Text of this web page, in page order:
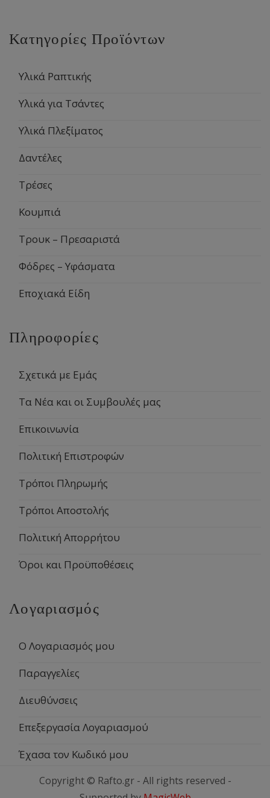
Κατηγορίες Προϊόντων
Υλικά Ραπτικής
Υλικά για Τσάντες
Υλικά Πλεξίματος
Δαντέλες
Τρέσες
Κουμπιά
Τρουκ – Πρεσαριστά
Φόδρες – Υφάσματα
Εποχιακά Είδη
Πληροφορίες
Σχετικά με Εμάς
Τα Νέα και οι Συμβουλές μας
Επικοινωνία
Πολιτική Επιστροφών
Τρόποι Πληρωμής
Τρόποι Αποστολής
Πολιτική Απορρήτου
Όροι και Προϋποθέσεις
Λογαριασμός
Ο Λογαριασμός μου
Παραγγελίες
Διευθύνσεις
Επεξεργασία Λογαριασμού
Έχασα τον Κωδικό μου
Copyright © Rafto.gr - All rights reserved -